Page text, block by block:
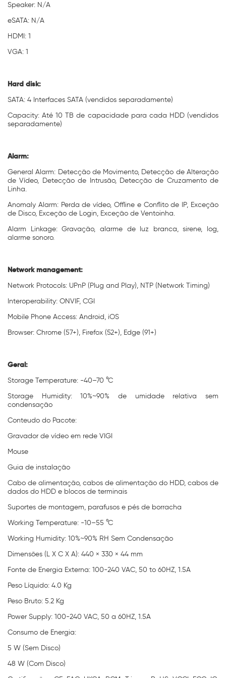
Speaker: N/A
eSATA: N/A
HDMI: 1
VGA: 1
Hard disk:
SATA: 4 Interfaces SATA (vendidos separadamente)
Capacity: Até 10 TB de capacidade para cada HDD (vendidos
separadamente)
Alarm:
General Alarm: Detecção de Movimento, Detecção de Alteração
de Vídeo, Detecção de Intrusão, Detecção de Cruzamento de
Linha.
Anomaly Alarm: Perda de vídeo, Offline e Conflito de IP, Exceção
de Disco, Exceção de Login, Exceção de Ventoinha.
Alarm Linkage: Gravação, alarme de luz branca, sirene, log,
alarme sonoro.
Network management:
Network Protocols: UPnP (Plug and Play), NTP (Network Timing)
Interoperability: ONVIF, CGI
Mobile Phone Access: Android, iOS
Browser: Chrome (57+), Firefox (52+), Edge (91+)
Geral:
Storage Temperature: -40–70 °C
Storage Humidity: 10%~90% de umidade relativa sem
condensação
Conteudo do Pacote:
Gravador de vídeo em rede VIGI
Mouse
Guia de instalação
Cabo de alimentação, cabos de alimentação do HDD, cabos de
dados do HDD e blocos de terminais
Suportes de montagem, parafusos e pés de borracha
Working Temperature: -10–55 °C
Working Humidity: 10%~90% RH Sem Condensação
Dimensões (L X C X A): 440 × 330 × 44 mm
Fonte de Energia Externa: 100-240 VAC, 50 to 60HZ, 1.5A
Peso Líquido: 4.0 Kg
Peso Bruto: 5.2 Kg
Power Supply: 100-240 VAC, 50 a 60HZ, 1.5A
Consumo de Energia:
5 W (Sem Disco)
48 W (Com Disco)